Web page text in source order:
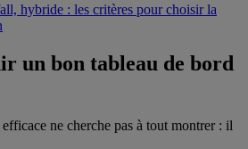
hybride : les critères pour choisir la
un bon tableau de bord
ne cherche pas à tout montrer : il